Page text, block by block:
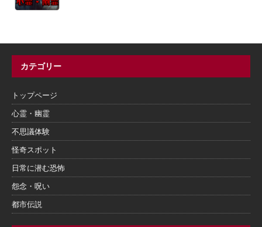
カテゴリー
トップページ
心霊・幽霊
不思議体験
怪奇スポット
日常に潜む恐怖
怨念・呪い
都市伝説